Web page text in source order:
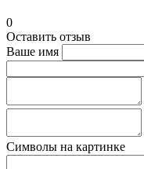
0
Оставить отзыв
Ваше имя
Символы на картинке